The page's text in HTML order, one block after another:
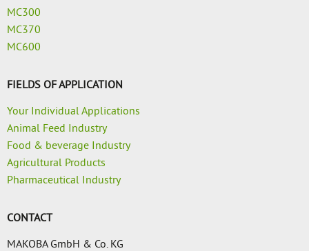
MC300
MC370
MC600
FIELDS OF APPLICATION
Your Individual Applications
Animal Feed Industry
Food & beverage Industry
Agricultural Products
Pharmaceutical Industry
CONTACT
MAKOBA GmbH & Co. KG